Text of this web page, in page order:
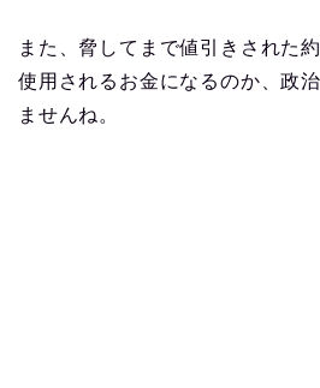
また、脅してまで値引きされた
使用されるお金になるのか、政
ませんね。